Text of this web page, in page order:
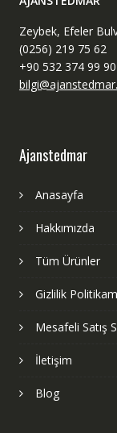
Zeybek, Efeler
(0256) 219 75 62
+90 532 374 99 90
Ajanstedmar
Anasayfa
Hakkımızda
Tüm Ürünler
Gizlilik
Mesafeli Satış
İletişim
Blog